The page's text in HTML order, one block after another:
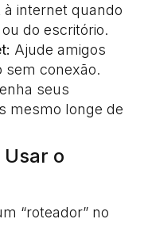
internet quando
do escritório.
Ajude amigos
sem conexão.
seus
mesmo longe de
Usar o
“roteador” no